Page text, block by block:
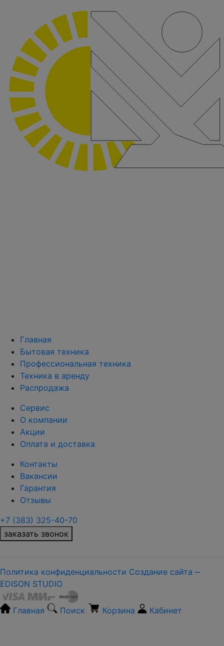
Главная
Бытовая техника
Профессиональная техника
Техника в аренду
Распродажа
Сервис
О компании
Акции
Оплата и доставка
Контакты
Вакансии
Гарантия
Отзывы
+7 (383) 325-40-70
заказать звонок
Политика конфиденциальности Создание сайта ‒
EDISON STUDIO
Главная Поиск Корзина Кабинет